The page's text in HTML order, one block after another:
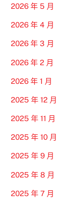
2026 年 5 月
2026 年 4 月
2026 年 3 月
2026 年 2 月
2026 年 1 月
2025 年 12 月
2025 年 11 月
2025 年 10 月
2025 年 9 月
2025 年 8 月
2025 年 7 月